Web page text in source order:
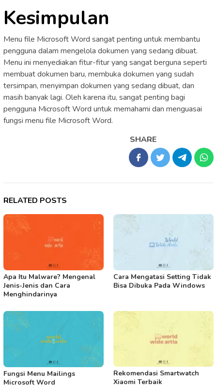
Kesimpulan
Menu file Microsoft Word sangat penting untuk membantu
pengguna dalam mengelola dokumen yang sedang dibuat.
Menu ini menyediakan fitur-fitur yang sangat berguna seperti
membuat dokumen baru, membuka dokumen yang sudah
tersimpan, menyimpan dokumen yang sedang dibuat, dan
masih banyak lagi. Oleh karena itu, sangat penting bagi
pengguna Microsoft Word untuk memahami dan menguasai
fungsi menu file Microsoft Word.
SHARE
RELATED POSTS
Apa Itu Malware? Mengenal
Jenis-Jenis dan Cara
Menghindarinya
Cara Mengatasi Setting Tidak
Bisa Dibuka Pada Windows
Fungsi Menu Mailings
Microsoft Word
Rekomendasi Smartwatch
Xiaomi Terbaik